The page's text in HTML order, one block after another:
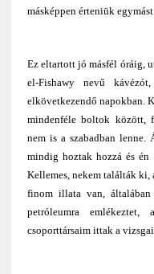
másképpen érteniük
Ez eltartott jó másfél óráig,
el-Fishawy nevű
elkövetkezendő napokban.
mindenféle boltok között,
nem is a szabadban
mindig hoztak hozzá és én
Kellemes, nekem találták ki,
finom illata van,
petróleumra
csoporttársaim ittak a